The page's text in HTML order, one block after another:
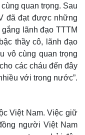
quan trọng. Sau
đã đạt được những
lãnh đạo TTTM
thầy cô, lãnh đạo
vô cùng quan trọng
các cháu đến đây
với trong nước”.
Việt Nam. Việc giữ
người Việt Nam